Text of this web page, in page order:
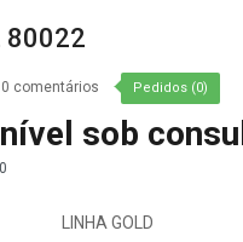
80022
0 comentários Pedidos (0)
sob
LINHA GOLD